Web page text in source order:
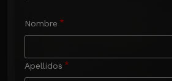
Nombre
Apellidos